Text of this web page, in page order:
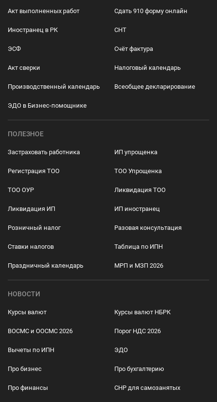
Акт выполненных работ Сдать 910 форму онлайн
Иностранец в РК СНТ
ЭСФ Счёт фактура
Акт сверки Налоговый календарь
Производственный календарь Всеобщее декларирование
ЭДО в Бизнес-помощнике
ПОЛЕЗНОЕ
Застраховать работника ИП упрощенка
Регистрация ТОО ТОО Упрощенка
ТОО ОУР Ликвидация ТОО
Ликвидация ИП ИП иностранец
Розничный налог Разовая консультация
Ставки налогов Таблица по ИПН
Праздничный календарь МРП и МЗП 2026
НОВОСТИ
Курсы валют Курсы валют НБРК
ВОСМС и ООСМС 2026 Порог НДС 2026
Вычеты по ИПН ЭДО
Про бизнес Про бухгалтерию
Про финансы СНР для самозанятых